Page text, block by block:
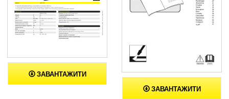
ЗАВАНТАЖИТИ
ЗАВАНТАЖИТИ